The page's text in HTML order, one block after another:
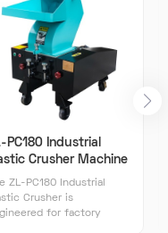
PC180 Industrial
Crusher Machine
120-150kg/h |
ZL-PC180 Industrial
Crusher is
for factory